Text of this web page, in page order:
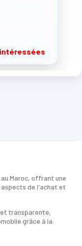
Maroc, offrant une
de l'achat et
transparente,
grâce à la